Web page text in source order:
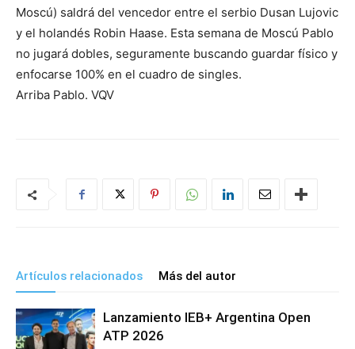
Moscú) saldrá del vencedor entre el serbio Dusan Lujovic
y el holandés Robin Haase. Esta semana de Moscú Pablo
no jugará dobles, seguramente buscando guardar físico y
enfocarse 100% en el cuadro de singles.
Arriba Pablo. VQV
Artículos relacionados Más del autor
Lanzamiento IEB+ Argentina Open
ATP 2026